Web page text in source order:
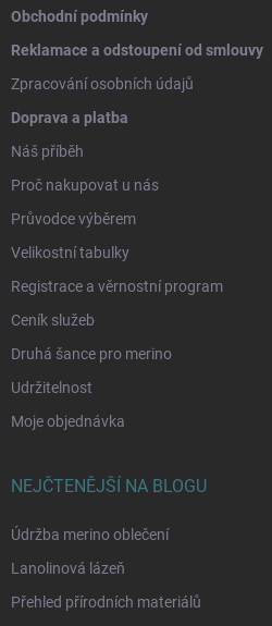
Obchodní podmínky
Reklamace a odstoupení od smlouvy
Zpracování osobních údajů
Doprava a platba
Náš příběh
Proč nakupovat u nás
Průvodce výběrem
Velikostní tabulky
Registrace a věrnostní program
Ceník služeb
Druhá šance pro merino
Udržitelnost
Moje objednávka
NEJČTENĚJŠÍ NA BLOGU
Údržba merino oblečení
Lanolinová lázeň
Přehled přírodních materiálů